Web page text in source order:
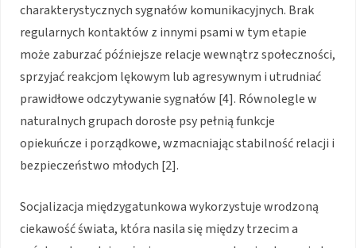
charakterystycznych sygnałów komunikacyjnych. Brak
regularnych kontaktów z innymi psami w tym etapie
może zaburzać późniejsze relacje wewnątrz społeczności,
sprzyjać reakcjom lękowym lub agresywnym i utrudniać
prawidłowe odczytywanie sygnałów [4]. Równolegle w
naturalnych grupach dorosłe psy pełnią funkcje
opiekuńcze i porządkowe, wzmacniając stabilność relacji i
bezpieczeństwo młodych [2].
Socjalizacja międzygatunkowa wykorzystuje wrodzoną
ciekawość świata, która nasila się między trzecim a